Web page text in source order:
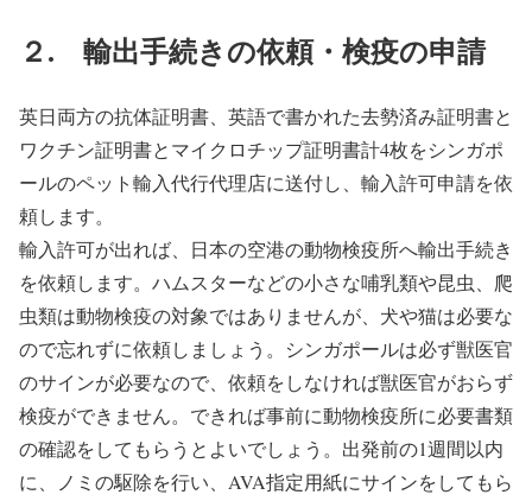
２. 輸出手続きの依頼・検疫の申請
英日両方の抗体証明書、英語で書かれた去勢済み証明書と
ワクチン証明書とマイクロチップ証明書計4枚をシンガポ
ールのペット輸入代行代理店に送付し、輸入許可申請を依
頼します。
輸入許可が出れば、日本の空港の動物検疫所へ輸出手続き
を依頼します。ハムスターなどの小さな哺乳類や昆虫、爬
虫類は動物検疫の対象ではありませんが、犬や猫は必要な
ので忘れずに依頼しましょう。シンガポールは必ず獣医官
のサインが必要なので、依頼をしなければ獣医官がおらず
検疫ができません。できれば事前に動物検疫所に必要書類
の確認をしてもらうとよいでしょう。出発前の1週間以内
に、ノミの駆除を行い、AVA指定用紙にサインをしてもら